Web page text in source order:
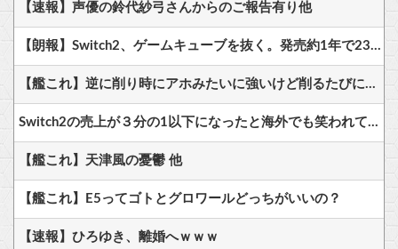
【速報】声優の鈴代紗弓さんからのご報告有り他
【朗報】Switch2、ゲームキューブを抜く。発売約1年で2368万台突破
【艦これ】逆に削り時にアホみたいに強いけど削るたびに弱体化するボスとかどうだろう？
Switch2の売上が３分の1以下になったと海外でも笑われてしまうwwwwwww
【艦これ】天津風の憂鬱 他
【艦これ】E5ってゴトとグロワールどっちがいいの？
【速報】ひろゆき、離婚へｗｗｗ